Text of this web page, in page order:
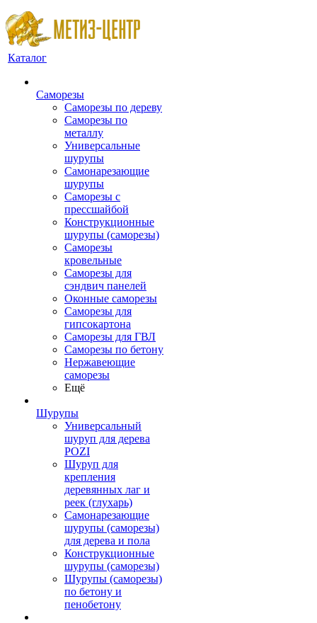
Каталог
Саморезы
Саморезы по дереву
Саморезы по
металлу
Универсальные
шурупы
Самонарезающие
шурупы
Саморезы с
прессшайбой
Конструкционные
шурупы (саморезы)
Саморезы
кровельные
Саморезы для
сэндвич панелей
Оконные саморезы
Саморезы для
гипсокартона
Саморезы для ГВЛ
Саморезы по бетону
Нержавеющие
саморезы
Ещё
Шурупы
Универсальный
шуруп для дерева
POZI
Шуруп для
крепления
деревянных лаг и
реек (глухарь)
Самонарезающие
шурупы (саморезы)
для дерева и пола
Конструкционные
шурупы (саморезы)
Шурупы (саморезы)
по бетону и
пенобетону